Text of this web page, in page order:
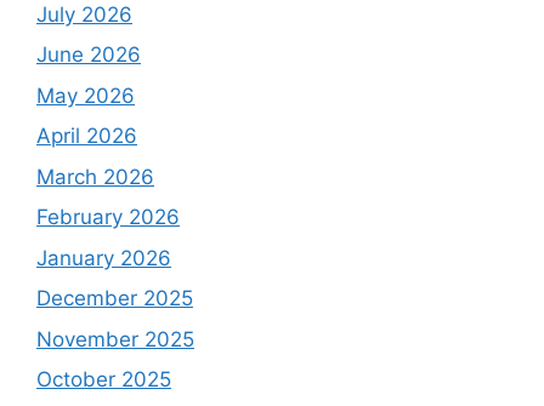
July 2026
June 2026
May 2026
April 2026
March 2026
February 2026
January 2026
December 2025
November 2025
October 2025